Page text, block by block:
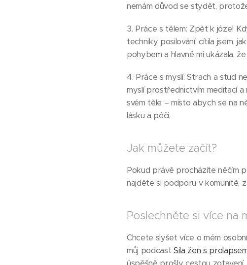
nemám důvod se stydět,
3. Práce s tělem: Zpět k józe!
techniky posilování, cítila jsem,
pohybem a hlavně mi ukázala,
4. Práce s myslí: Strach a stud
myslí prostřednictvím meditací
svém těle – místo abych se na
lásku a péči.
Jak můžete začít?
Pokud právě procházíte něčím
najděte si podporu v komunitě,
Poslechněte si více na
Chcete slyšet více o mém
můj podcastSíla žen s